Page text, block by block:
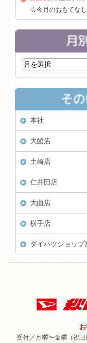
☆今月のおもてな
本社
大館店
土崎店
仁井田店
大曲店
横手店
ダイハツショップ
受付／月曜〜金曜（祝日